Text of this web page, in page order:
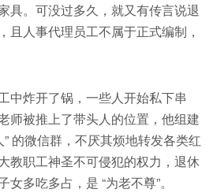
具。可没过多久，就又有传言说退
且人事代理员工不属于正式编制，
中炸开了锅，一些人开始私下串
师被推上了带头人的位置，他组建
的微信群，不厌其烦地转发各类红
教职工神圣不可侵犯的权力，退休
多吃多占，是 “为老不尊”。